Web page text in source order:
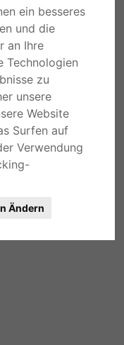
ein besseres
und die
an Ihre
Technologien
zu
unsere
Website
Surfen auf
Verwendung
Ändern